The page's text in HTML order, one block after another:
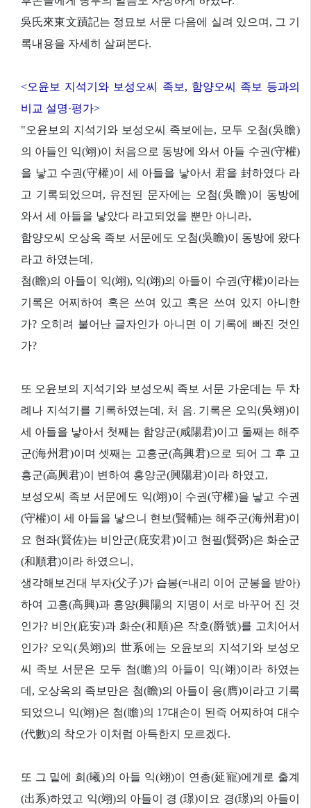
吳氏來東文蹟記는 정묘보 서문 다음에 실려 있으며, 그 기
록내용을 자세히 살펴본다.
<오윤보 지석기와 보성오씨 족보, 함양오씨 족보 등과의
비교 설명·평가>
"오윤보의 지석기와 보성오씨 족보에는, 모두 오첨(吳瞻)
의 아들인 익(翊)이 처음으로 동방에 와서 아들 수권(守權)
을 낳고 수권(守權)이 세 아들을 낳아서 君을 封하였다 라
고 기록되었으며, 유전된 문자에는 오첨(吳瞻)이 동방에
와서 세 아들을 낳았다 라고되었을 뿐만 아니라,
함양오씨 오상옥 족보 서문에도 오첨(吳瞻)이 동방에 왔다
라고 하였는데,
첨(瞻)의 아들이 익(翊), 익(翊)의 아들이 수권(守權)이라는
기록은 어찌하여 혹은 쓰여 있고 혹은 쓰여 있지 아니한
가? 오히려 불어난 글자인가 아니면 이 기록에 빠진 것인
가?
또 오윤보의 지석기와 보성오씨 족보 서문 가운데는 두 차
례나 지석기를 기록하였는데, 처 음. 기록은 오익(吳翊)이
세 아들을 낳아서 첫째는 함양군(咸陽君)이고 둘째는 해주
군(海州君)이며 셋째는 고흥군(高興君)으로 되어 그 후 고
흥군(高興君)이 변하여 홍양군(興陽君)이라 하였고,
보성오씨 족보 서문에도 익(翊)이 수권(守權)을 낳고 수권
(守權)이 세 아들을 낳으니 현보(賢輔)는 해주군(海州君)이
요 현좌(賢佐)는 비안군(庇安君)이고 현필(賢弼)은 화순군
(和順君)이라 하였으니,
생각해보건대 부자(父子)가 습봉(=내리 이어 군봉을 받아)
하여 고흥(高興)과 흥양(興陽의 지명이 서로 바꾸어 진 것
인가? 비안(庇安)과 화순(和順)은 작호(爵號)를 고치어서
인가? 오익(吳翊)의 世系에는 오윤보의 지석기와 보성오
씨 족보 서문은 모두 첨(瞻)의 아들이 익(翊)이라 하였는
데, 오상옥의 족보만은 첨(瞻)의 아들이 응(膺)이라고 기록
되었으니 익(翊)은 첨(瞻)의 17대손이 된즉 어찌하여 대수
(代數)의 착오가 이처럼 아득한지 모르겠다.
또 그 밑에 희(曦)의 아들 익(翊)이 연총(延寵)에게로 출계
(出系)하였고 익(翊)의 아들이 경 (璟)이요 경(璟)의 아들이